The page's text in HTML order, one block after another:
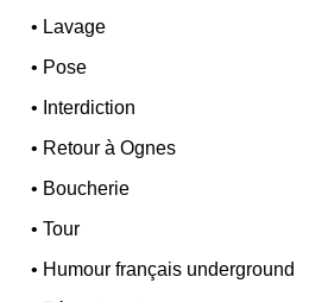
• Lavage
• Pose
• Interdiction
• Retour à Ognes
• Boucherie
•Tour
• Humour français underground